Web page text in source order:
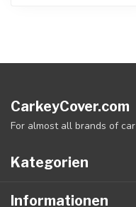
CarkeyCover.com
For almost all brands of car
Kategorien
Informationen